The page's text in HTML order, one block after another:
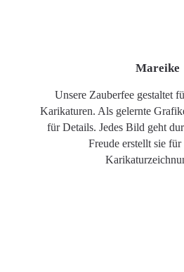
Mareike
Unsere Zauberfee gestaltet
Karikaturen. Als gelernte
für Details. Jedes Bild geht
Freude erstellt sie